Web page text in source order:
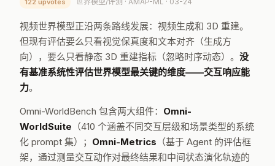
122 upvotes
视频世界模型正沿两条路线发展：视频生成和 3D 重建。
但现有评估要么只看视觉保真度和文本对齐（生成方
向），要么只看静态 3D 重建指标（忽略时序动态）。 没
有基准系统性评估世界模型最关键的维度——交互响应能
力。
Omni-WorldBench 包含两大组件： Omni-
WorldSuite （410 个涵盖不同交互层级和场景类型的系统
化 prompt 集）； Omni-Metrics （基于 Agent 的评估框
架，通过测量交互动作对最终结果和中间状态演化轨迹的